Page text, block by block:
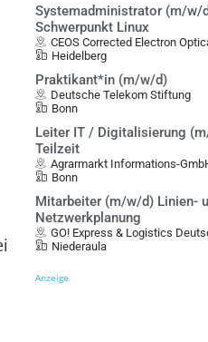
Systemadministrator (m/w/
Schwerpunkt Linux
CEOS Corrected Electron
Heidelberg
Praktikant*in (m/w/d)
Deutsche Telekom Stiftung
Bonn
Leiter IT / Digitalisierung
Teilzeit
Agrarmarkt Informations-
Bonn
Mitarbeiter (m/w/d) Linien-
Netzwerkplanung
GO! Express & Logistics
Niederaula
Anzeige